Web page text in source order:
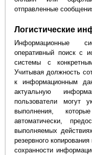
отправленные
Логистические
Информационные
оперативный поиск с
системы с
Учитывая должность
к информационным
актуальную
пользователи могут
выполнения,
автоматически,
выполняемых
резервного
сохранности